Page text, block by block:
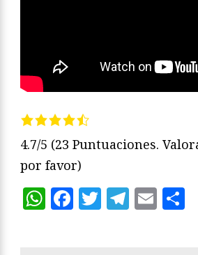
4.7/5 (23 Puntuaciones.
por favor)
WhatsApp
Facebook
Twitter